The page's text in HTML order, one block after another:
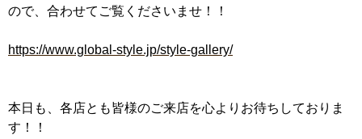
ので、合わせてご覧くださいませ！！
https://www.global-style.jp/style-gallery/
本日も、各店とも皆様のご来店を心よりお待ちしておりま
す！！